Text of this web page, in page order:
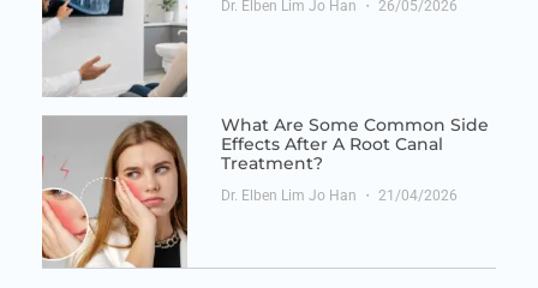
Dr. Elben Lim Jo Han 26/05/2026
What Are Some Common Side
Effects After A Root Canal
Treatment?
Dr. Elben Lim Jo Han 21/04/2026